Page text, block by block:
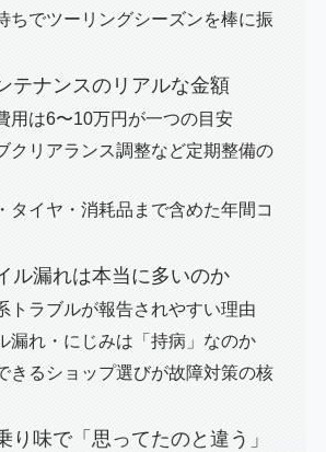
ちでツーリングシーズンを棒に振
テナンスのリアルな金額
用は6〜10万円が一つの目安
クリアランス調整など定期整備の
タイヤ・消耗品まで含めた年間コ
ル漏れは本当に多いのか
トラブルが報告されやすい理由
漏れ・にじみは「持病」なのか
きるショップ選びが故障対策の核
り味で「思ってたのと違う」